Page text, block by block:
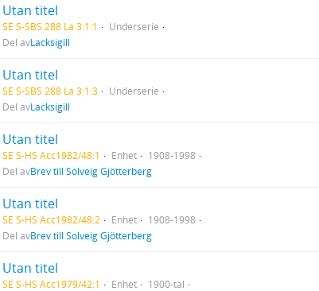
Utan titel
SE S-SBS 288 La 3:1:1
Underserie
Del avLacksigill
Utan titel
SE S-SBS 288 La 3:1:3
Underserie
Del avLacksigill
Utan titel
SE S-HS Acc1982/48:1 Enhet
1908-1998
Del avBrev till Solveig Gjötterberg
Utan titel
SE S-HS Acc1982/48:2 Enhet
1908-1998
Del avBrev till Solveig Gjötterberg
Utan titel
SE S-HS Acc1979/42:1 Enhet
1900-tal